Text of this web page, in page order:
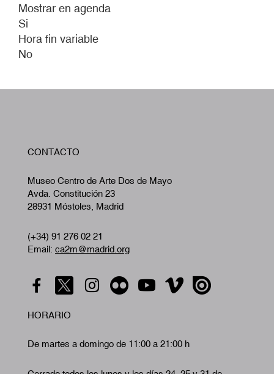
Mostrar en agenda
Si
Hora fin variable
No
CONTACTO
Museo Centro de Arte Dos de Mayo
Avda. Constitución 23
28931 Móstoles, Madrid
(+34) 91 276 02 21
Email: ca2m@madrid.org
HORARIO
De martes a domingo de 11:00 a 21:00 h